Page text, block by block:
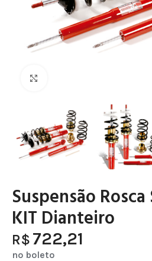
Suspensão
KIT Dianteiro
R$ 722,21
no boleto